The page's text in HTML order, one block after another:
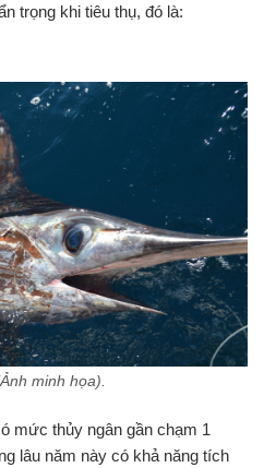
trọng khi tiêu thụ, đó là:
minh họa).
mức thủy ngân gần chạm 1
lâu năm này có khả năng tích